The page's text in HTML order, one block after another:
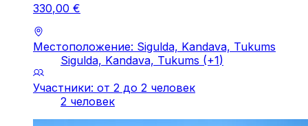
330,00 €
Местоположение: Sigulda, Kandava, Tukums
Sigulda, Kandava, Tukums (+1)
Участники: от 2 до 2 человек
2 человек